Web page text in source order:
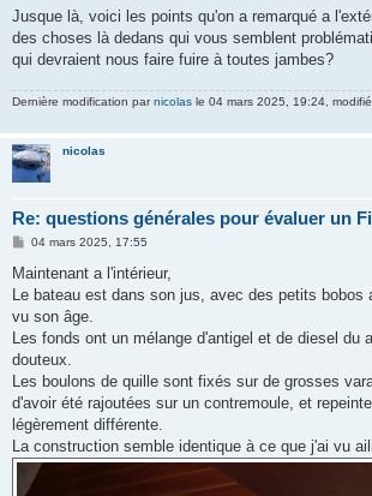
Jusque là, voici les points qu'on a remarqué a
des choses là dedans qui vous semblent
qui devraient nous faire fuire à toutes jambes?
Dernière modification parnicolas le 04 mars 2025, 19:24, modifié
nicolas
Re: questions générales pour évaluer un
M
s
a
g
04 mars 2025, 17:55
Maintenant a l'intérieur,
Le bateau est dans son jus, avec des petits bobos
vu son âge.
Les fonds ont un mélange d'antigel et de diesel du
douteux.
Les boulons de quille sont fixés sur de grosses
d'avoir été rajoutées sur un contremoule, et
légèrement différente.
La construction semble identique à ce que j'ai vu